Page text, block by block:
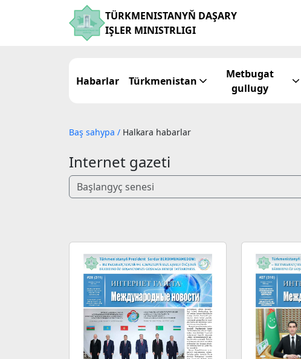
TÜRKMENISTANYŇ DAŞARY
IŞLER MINISTRLIGI
Habarlar Türkmenistan
Metbugat
gullugy
Baş sahypa / Halkara habarlar
Internet gazeti